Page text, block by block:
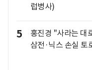
럽병사)
5
홍진경 "사라는 대
삼전·닉스 손실 토